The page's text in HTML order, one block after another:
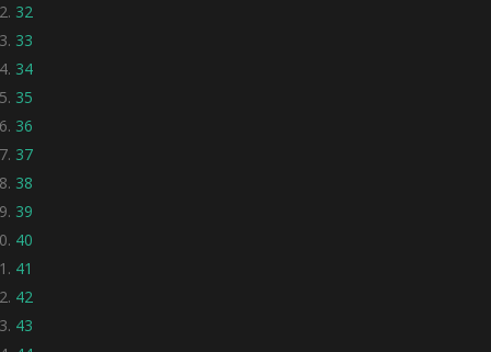
32
33
34
35
36
37
38
39
40
41
42
43